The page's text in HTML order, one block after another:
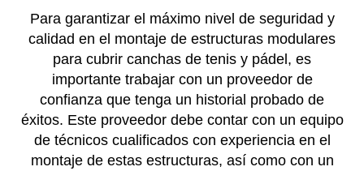
Para garantizar el máximo nivel de seguridad y
calidad en el montaje de estructuras modulares
para cubrir canchas de tenis y pádel, es
importante trabajar con un proveedor de
confianza que tenga un historial probado de
éxitos. Este proveedor debe contar con un equipo
de técnicos cualificados con experiencia en el
montaje de estas estructuras, así como con un